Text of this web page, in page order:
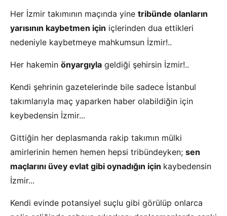
Her İzmir takımının maçında yine tribünde olanların
yarısının kaybetmen için içlerinden dua ettikleri
nedeniyle kaybetmeye mahkumsun İzmir!..
Her hakemin önyargıyla geldiği şehirsin İzmir!..
Kendi şehrinin gazetelerinde bile sadece İstanbul
takımlarıyla maç yaparken haber olabildiğin için
keybedensin İzmir...
Gittiğin her deplasmanda rakip takımın mülki
amirlerinin hemen hemen hepsi tribündeyken; sen
maçlarını üvey evlat gibi oynadığın için kaybedensin
İzmir...
Kendi evinde potansiyel suçlu gibi görülüp onlarca